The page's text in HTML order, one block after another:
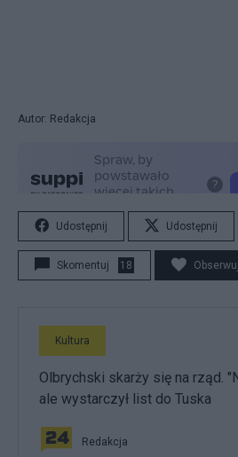
Autor: Redakcja
Udostępnij Udostępnij
Skomentuj 18
Kultura
Olbrychski skarży się na rząd.
ale wystarczył list do Tuska
Redakcja